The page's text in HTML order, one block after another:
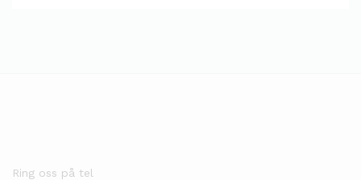
Ring oss på tel